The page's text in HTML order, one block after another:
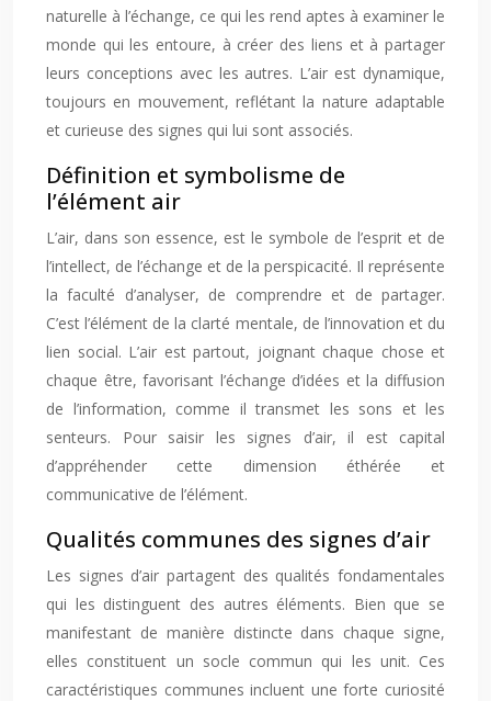
naturelle à l’échange, ce qui les rend aptes à examiner le
monde qui les entoure, à créer des liens et à partager
leurs conceptions avec les autres. L’air est dynamique,
toujours en mouvement, reflétant la nature adaptable
et curieuse des signes qui lui sont associés.
Définition et symbolisme de
l’élément air
L’air, dans son essence, est le symbole de l’esprit et de
l’intellect, de l’échange et de la perspicacité. Il représente
la faculté d’analyser, de comprendre et de partager.
C’est l’élément de la clarté mentale, de l’innovation et du
lien social. L’air est partout, joignant chaque chose et
chaque être, favorisant l’échange d’idées et la diffusion
de l’information, comme il transmet les sons et les
senteurs. Pour saisir les signes d’air, il est capital
d’appréhender cette dimension éthérée et
communicative de l’élément.
Qualités communes des signes d’air
Les signes d’air partagent des qualités fondamentales
qui les distinguent des autres éléments. Bien que se
manifestant de manière distincte dans chaque signe,
elles constituent un socle commun qui les unit. Ces
caractéristiques communes incluent une forte curiosité